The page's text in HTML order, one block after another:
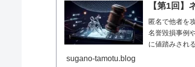
【第1回】
匿名で他者を
名誉毀損事例
に値踏みされ
sugano-tamotu.blog